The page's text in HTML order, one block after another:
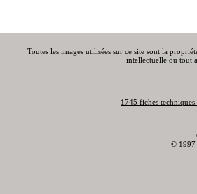
Toutes les images utilisées sur ce site sont la
intellectuelle ou tout
1745 fiches
©